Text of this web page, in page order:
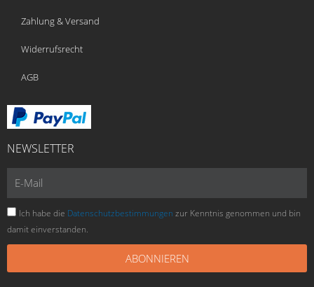
Zahlung & Versand
Widerrufsrecht
AGB
NEWSLETTER
Mail
Ich habe die Datenschutzbestimmungen zur Kenntnis genommen und bin
damit einverstanden.
ABONNIEREN